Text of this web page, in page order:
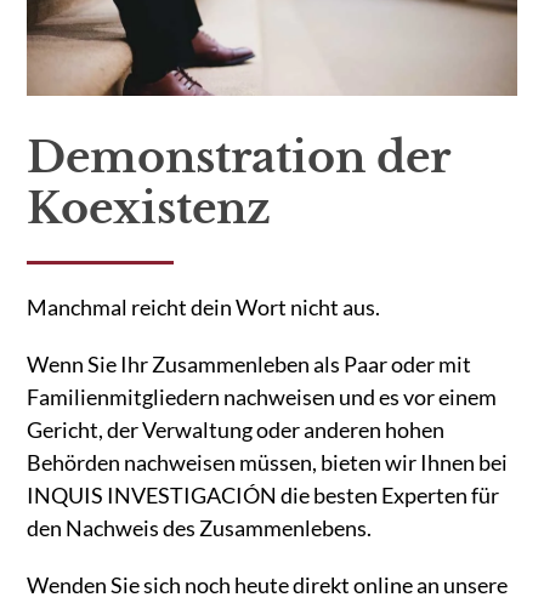
Demonstration der
Koexistenz
Manchmal reicht dein Wort nicht aus.
Wenn Sie Ihr Zusammenleben als Paar oder mit
Familienmitgliedern nachweisen und es vor einem
Gericht, der Verwaltung oder anderen hohen
Behörden nachweisen müssen, bieten wir Ihnen bei
INQUIS INVESTIGACIÓN die besten Experten für
den Nachweis des Zusammenlebens.
Wenden Sie sich noch heute direkt online an unsere